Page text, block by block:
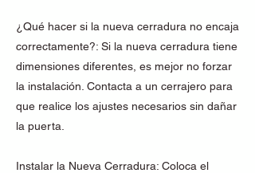
¿Qué hacer si la nueva cerradura no encaja
correctamente?: Si la nueva cerradura tiene
dimensiones diferentes, es mejor no forzar
la instalación. Contacta a un cerrajero para
que realice los ajustes necesarios sin dañar
la puerta.
Instalar la Nueva Cerradura: Coloca el